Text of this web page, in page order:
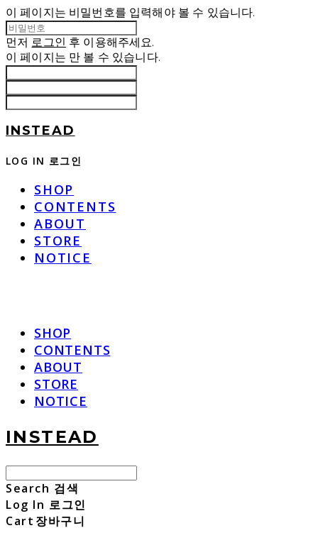
이 페이지는 비밀번호를 입력해야 볼 수 있습니다.
먼저 로그인 후 이용해주세요.
이 페이지는 만 볼 수 있습니다.
INSTEAD
LOG IN 로그인
SHOP
CONTENTS
ABOUT
STORE
NOTICE
SHOP
CONTENTS
ABOUT
STORE
NOTICE
INSTEAD
Search 검색
Log In 로그인
Cart 장바구니